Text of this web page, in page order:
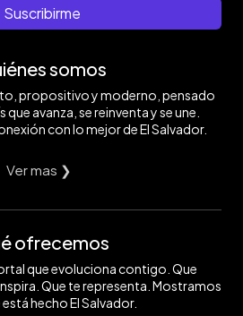
Suscribirme
somos
propositivo y moderno, pensado
que avanza, se reinventa y se une.
con lo mejor de El Salvador.
Ver mas ❯
ofrecemos
que evoluciona contigo. Que
Que te representa. Mostramos
hecho El Salvador.